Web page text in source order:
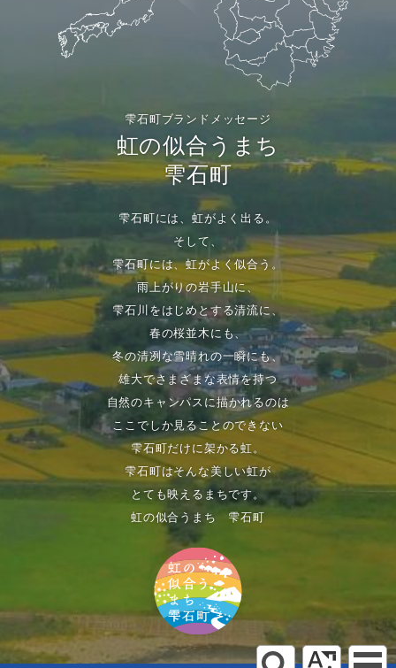
雫石町ブランドメッセージ
虹の似合うまち
雫石町
雫石町には、虹がよく出る。
そして、
雫石町には、虹がよく似合う。
雨上がりの岩手山に、
雫石川をはじめとする清流に、
春の桜並木にも、
冬の清冽な雪晴れの一瞬にも、
雄大でさまざまな表情を持つ
自然のキャンパスに描かれるのは
ここでしか見ることのできない
雫石町だけに架かる虹。
雫石町はそんな美しい虹が
とても映えるまちです。
虹の似合うまち 雫石町